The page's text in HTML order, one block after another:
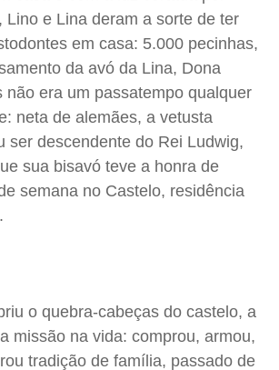
Lino e Lina deram a sorte de ter
em casa: 5.000 pecinhas,
da avó da Lina, Dona
não era um passatempo qualquer
neta de alemães, a vetusta
ser descendente do Rei Ludwig,
sua bisavó teve a honra de
semana no Castelo, residência
o quebra-cabeças do castelo, a
missão na vida: comprou, armou,
tradição de família, passado de